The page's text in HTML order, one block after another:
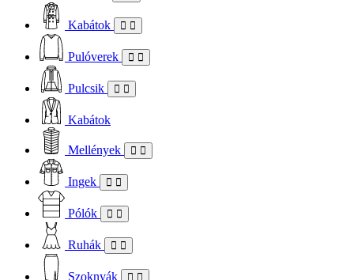
Kabátok
Pulóverek
Pulcsik
Kabátok
Mellények
Ingek
Pólók
Ruhák
Szoknyák